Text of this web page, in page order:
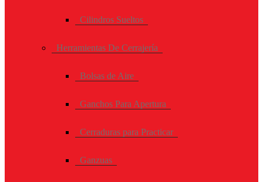
Cilindros Sueltos
Herramientas De Cerrajería
Bolsas de Aire
Ganchos Para Apertura
Cerraduras para Practicar
Ganzuas